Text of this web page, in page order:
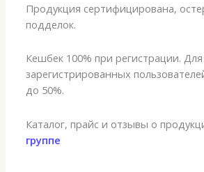
Продукция сертифицирована,
подделок.
Кешбек 100% при регистрации. Для
зарегистрированных
до 50%.
Каталог, прайс и отзывы о
группе